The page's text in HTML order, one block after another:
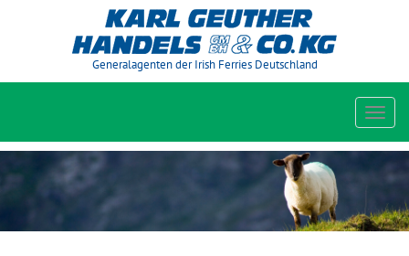
Generalagenten der Irish Ferries Deutschland